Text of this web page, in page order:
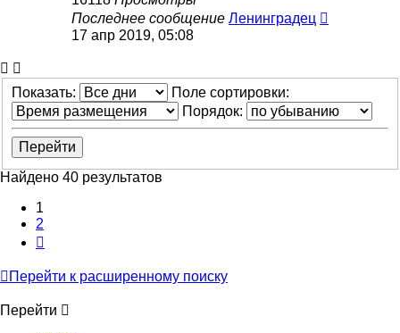
Последнее сообщение Ленинградец
17 апр 2019, 05:08
Показать:
Поле сортировки:
Порядок:
Найдено 40 результатов
1
2
Перейти к расширенному поиску
Перейти